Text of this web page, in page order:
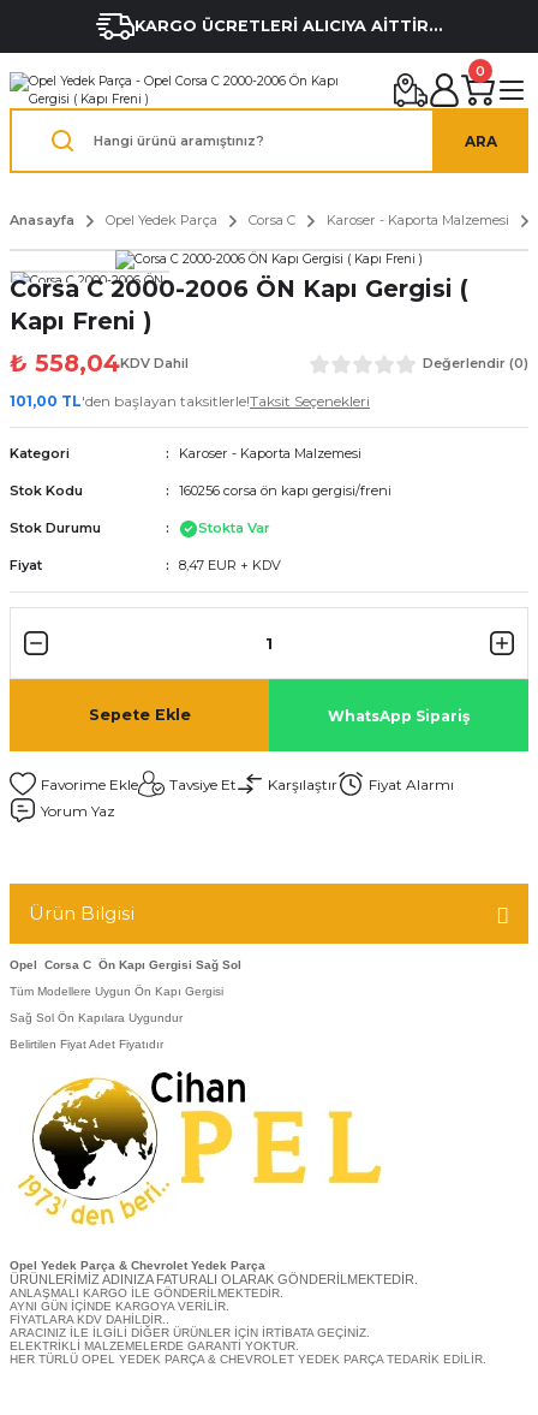
KARGO ÜCRETLERİ ALICIYA AİTTİR...
ARA
0
Anasayfa Opel Yedek Parça Corsa C Karoser - Kaporta Malzemesi
Corsa C 2000-2006 ÖN Kapı Gergisi (
Kapı Freni )
₺ 558,04KDV Dahil Değerlendir (0)
101,00 TL'den başlayan taksitlerle!Taksit Seçenekleri
Kategori Karoser - Kaporta Malzemesi
Stok Kodu 160256 corsa ön kapı gergisi/freni
Stok Durumu Stokta Var
Fiyat 8,47 EUR + KDV
Sepete Ekle WhatsApp Sipariş
Tavsiye Et Karşılaştır
Fiyat Alarmı
Yorum Yaz
Ürün Bilgisi
Opel Corsa C Ön Kapı Gergisi Sağ Sol
Tüm Modellere Uygun Ön Kapı Gergisi
Sağ Sol Ön Kapılara Uygundur
Belirtilen Fiyat Adet Fiyatıdır
Opel Yedek Parça & Chevrolet Yedek Parça
ÜRÜNLERİMİZ ADINIZA FATURALI OLARAK GÖNDERİLMEKTEDİR.
ANLAŞMALI KARGO İLE GÖNDERİLMEKTEDİR.
AYNI GÜN İÇİNDE KARGOYA VERİLİR.
FİYATLARA KDV DAHİLDİR..
ARACINIZ İLE İLGİLİ DİĞER ÜRÜNLER İÇİN İRTİBATA GEÇİNİZ.
ELEKTRİKLİ MALZEMELERDE GARANTİ YOKTUR.
HER TÜRLÜ OPEL YEDEK PARÇA & CHEVROLET YEDEK PARÇA TEDARİK EDİLİR.